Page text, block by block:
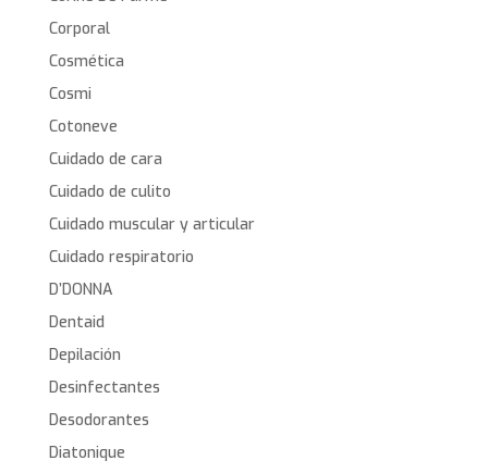
Corporal
Cosmética
Cosmi
Cotoneve
Cuidado de cara
Cuidado de culito
Cuidado muscular y articular
Cuidado respiratorio
D’DONNA
Dentaid
Depilación
Desinfectantes
Desodorantes
Diatonique